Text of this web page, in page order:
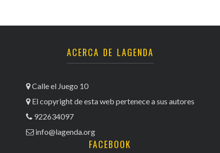
ACERCA DE LAGENDA
Calle el Juego 10
El copyright de esta web pertenece a sus autores
922634097
info@lagenda.org
FACEBOOK